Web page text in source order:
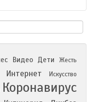
Видео Дети
Жесть
Интернет Искусство
Коронавирус